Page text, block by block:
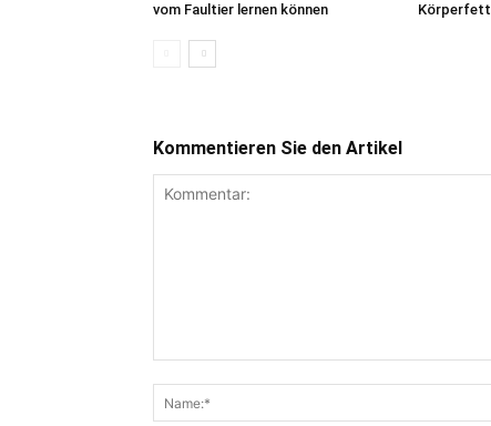
vom Faultier lernen können
Körperfett
Kommentieren Sie den Artikel